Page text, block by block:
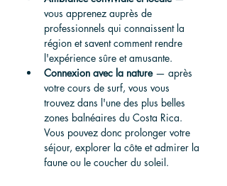
vous apprenez auprès de
professionnels qui connaissent la
région et savent comment rendre
l'expérience sûre et amusante.
Connexion avec la nature — après
votre cours de surf, vous vous
trouvez dans l'une des plus belles
zones balnéaires du Costa Rica.
Vous pouvez donc prolonger votre
séjour, explorer la côte et admirer la
faune ou le coucher du soleil.